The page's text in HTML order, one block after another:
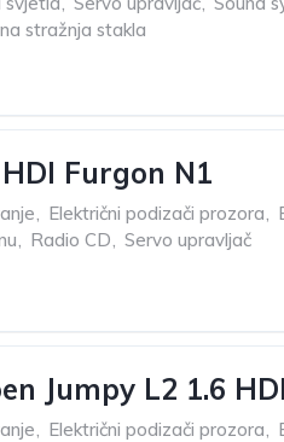
stražnja stakla
Furgon N1
, Električni podizači prozora,
, Radio CD, Servo upravljač
Jumpy L2 1.6
Električni podizači prozora